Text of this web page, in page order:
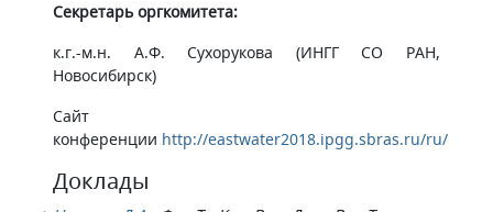
Секретарь оргкомитета:
к.г.-м.н. А.Ф. Сухорукова (ИНГГ СО РАН,
Новосибирск)
Сайт
конференции http://eastwater2018.ipgg.sbras.ru/ru/​
Доклады